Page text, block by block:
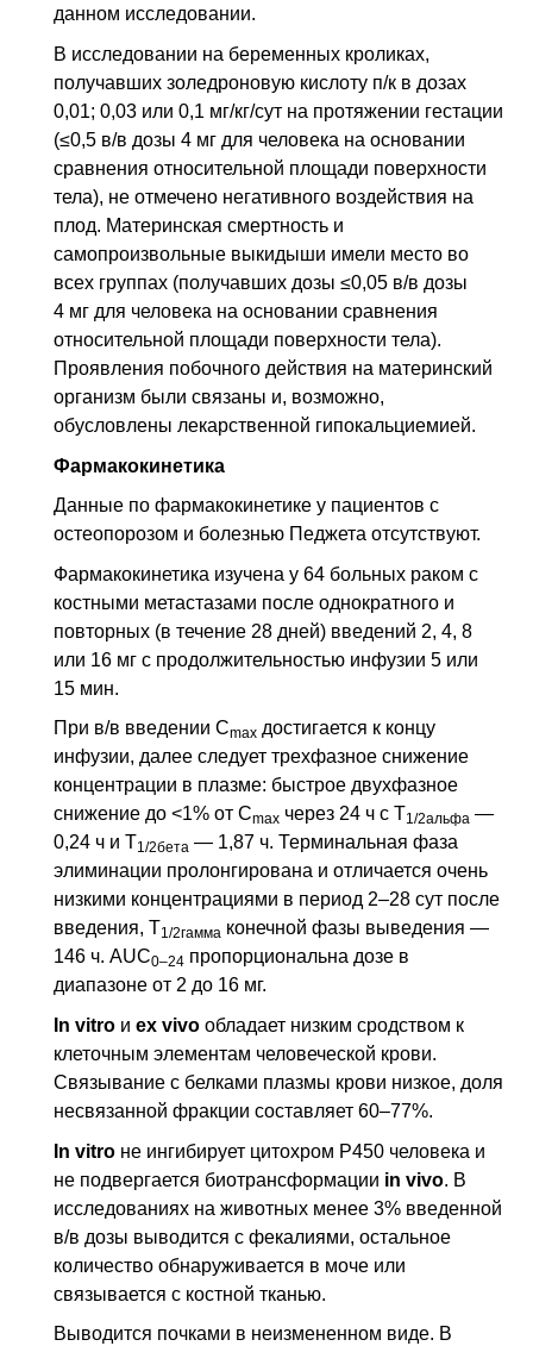
данном исследовании.
В исследовании на беременных кроликах,
получавших золедроновую кислоту п/к в дозах
0,01; 0,03 или 0,1 мг/кг/сут на протяжении гестации
(≤0,5 в/в дозы 4 мг для человека на основании
сравнения относительной площади поверхности
тела), не отмечено негативного воздействия на
плод. Материнская смертность и
самопроизвольные выкидыши имели место во
всех группах (получавших дозы ≤0,05 в/в дозы
4 мг для человека на основании сравнения
относительной площади поверхности тела).
Проявления побочного действия на материнский
организм были связаны и, возможно,
обусловлены лекарственной гипокальциемией.
Фармакокинетика
Данные по фармакокинетике у пациентов с
остеопорозом и болезнью Педжета отсутствуют.
Фармакокинетика изучена у 64 больных раком с
костными метастазами после однократного и
повторных (в течение 28 дней) введений 2, 4, 8
или 16 мг с продолжительностью инфузии 5 или
15 мин.
При в/в введении Cmax достигается к концу
инфузии, далее следует трехфазное снижение
концентрации в плазме: быстрое двухфазное
снижение до <1% от Cmax через 24 ч c Т1/2альфа —
0,24 ч и Т1/2бета — 1,87 ч. Терминальная фаза
элиминации пролонгирована и отличается очень
низкими концентрациями в период 2–28 сут после
введения, Т1/2гамма конечной фазы выведения —
146 ч. AUC0–24 пропорциональна дозе в
диапазоне от 2 до 16 мг.
In vitro и ex vivo обладает низким сродством к
клеточным элементам человеческой крови.
Связывание с белками плазмы крови низкое, доля
несвязанной фракции составляет 60–77%.
In vitro не ингибирует цитохром Р450 человека и
не подвергается биотрансформации in vivo. В
исследованиях на животных менее 3% введенной
в/в дозы выводится с фекалиями, остальное
количество обнаруживается в моче или
связывается с костной тканью.
Выводится почками в неизмененном виде. В